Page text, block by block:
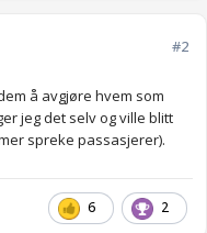
#2
å avgjøre hvem som
jeg det selv og ville blitt
spreke passasjerer).
6 2